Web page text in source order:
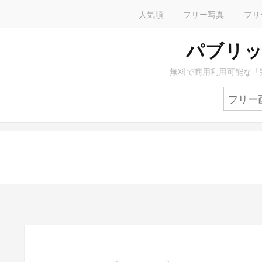
人気順 フリー写真 フ
パブリ
無料で商用利用可能な